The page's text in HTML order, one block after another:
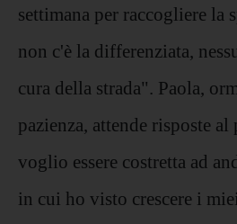
settimana per raccogliere la
non c'è la differenziata,
cura della strada". Paola,
pazienza, attende risposte
voglio essere costretta ad
in cui ho visto crescere i